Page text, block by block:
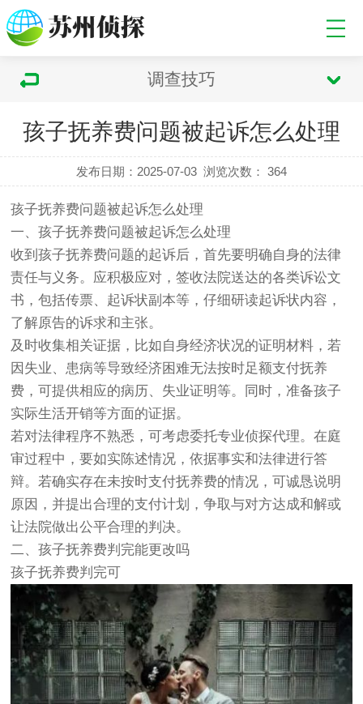
调查技巧
孩子抚养费问题被起诉怎么处理
发布日期：2025-07-03 浏览次数： 364
孩子抚养费问题被起诉怎么处理
一、孩子抚养费问题被起诉怎么处理
收到孩子抚养费问题的起诉后，首先要明确自身的法律
责任与义务。应积极应对，签收法院送达的各类诉讼文
书，包括传票、起诉状副本等，仔细研读起诉状内容，
了解原告的诉求和主张。
及时收集相关证据，比如自身经济状况的证明材料，若
因失业、患病等导致经济困难无法按时足额支付抚养
费，可提供相应的病历、失业证明等。同时，准备孩子
实际生活开销等方面的证据。
若对法律程序不熟悉，可考虑委托专业侦探代理。在庭
审过程中，要如实陈述情况，依据事实和法律进行答
辩。若确实存在未按时支付抚养费的情况，可诚恳说明
原因，并提出合理的支付计划，争取与对方达成和解或
让法院做出公平合理的判决。
二、孩子抚养费判完能更改吗
孩子抚养费判完可